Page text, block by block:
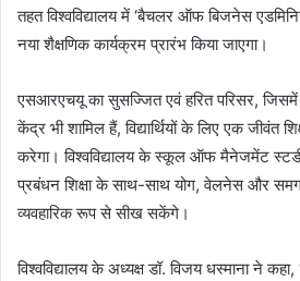
तहत विश्वविद्यालय में ‘बैचलर ऑफ बिजनेस
नया शैक्षणिक कार्यक्रम प्रारंभ किया जाएगा।
एसआरएचयू का सुसज्जित एवं हरित परिसर, जिसमें
केंद्र भी शामिल हैं, विद्यार्थियों के लिए एक जीवंत
करेगा। विश्वविद्यालय के स्कूल ऑफ मैनेजमेंट
प्रबंधन शिक्षा के साथ-साथ योग, वेलनेस और
व्यवहारिक रूप से सीख सकेंगे।
विश्वविद्यालय के अध्यक्ष डॉ. विजय धस्माना ने